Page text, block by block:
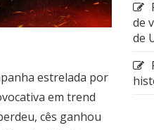
estrelada por
em trend
cês ganhou
de
de